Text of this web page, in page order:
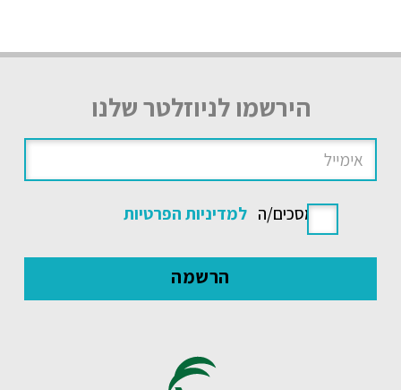
הירשמו לניוזלטר שלנו
אני מסכים/ה למדיניות הפרטיות